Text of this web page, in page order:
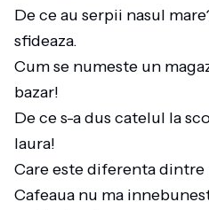
De ce au serpii nasul
sfideaza.
Cum se numeste un
bazar!
De ce s-a dus catelul la
laura!
Care este diferenta dintre
Cafeaua nu ma